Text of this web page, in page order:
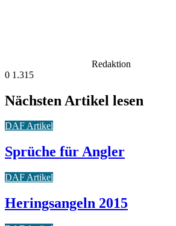
Redaktion
0 1.315
Nächsten Artikel lesen
DAF Artikel
Sprüche für Angler
DAF Artikel
Heringsangeln 2015